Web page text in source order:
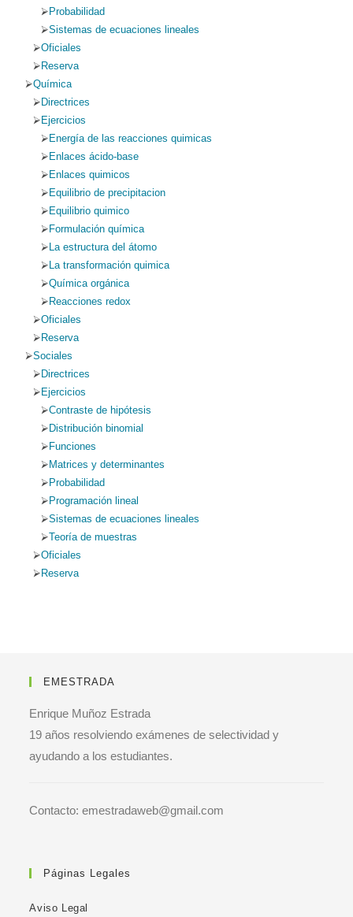
Probabilidad
Sistemas de ecuaciones lineales
Oficiales
Reserva
Química
Directrices
Ejercicios
Energía de las reacciones quimicas
Enlaces ácido-base
Enlaces quimicos
Equilibrio de precipitacion
Equilibrio quimico
Formulación química
La estructura del átomo
La transformación quimica
Química orgánica
Reacciones redox
Oficiales
Reserva
Sociales
Directrices
Ejercicios
Contraste de hipótesis
Distribución binomial
Funciones
Matrices y determinantes
Probabilidad
Programación lineal
Sistemas de ecuaciones lineales
Teoría de muestras
Oficiales
Reserva
EMESTRADA
Enrique Muñoz Estrada
19 años resolviendo exámenes de selectividad y
ayudando a los estudiantes.
Contacto: emestradaweb@gmail.com
Páginas Legales
Aviso Legal